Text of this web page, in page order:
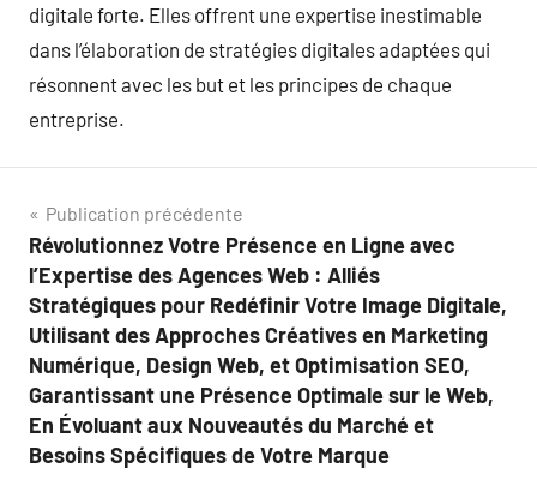
digitale forte. Elles offrent une expertise inestimable
dans l’élaboration de stratégies digitales adaptées qui
résonnent avec les but et les principes de chaque
entreprise.
Navigation
de
l’article
Publication précédente
Révolutionnez Votre Présence en Ligne avec
l’Expertise des Agences Web : Alliés
Stratégiques pour Redéfinir Votre Image Digitale,
Utilisant des Approches Créatives en Marketing
Numérique, Design Web, et Optimisation SEO,
Garantissant une Présence Optimale sur le Web,
En Évoluant aux Nouveautés du Marché et
Besoins Spécifiques de Votre Marque